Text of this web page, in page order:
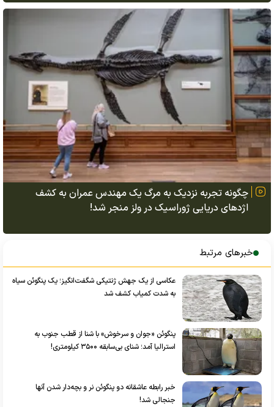
چگونه تجربه نزدیک به مرگ یک مهندس عمران به کشف
اژد‌های دریایی ژوراسیک در ولز منجر شد!
خبرهای مرتبط
عکاسی از یک جهش ژنتیکی شگفت‌انگیز؛ یک پنگوئن سیاه
به شدت کمیاب کشف شد
پنگوئن «جوان و سرخوش» با شنا از قطب جنوب به
استرالیا آمد؛ شنای بی‌سابقه ۳۵۰۰ کیلومتری!
خبر رابطه عاشقانه دو پنگوئن نر و بچه‌دار شدن آنها
جنجالی شد!